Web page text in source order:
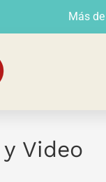
Más
Video